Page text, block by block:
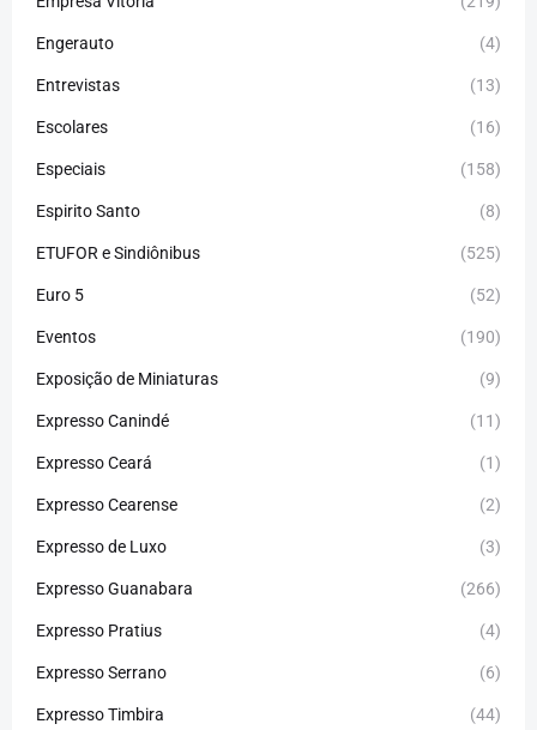
Engerauto (4)
Entrevistas (13)
Escolares (16)
Especiais (158)
Espirito Santo (8)
ETUFOR e Sindiônibus (525)
Euro 5 (52)
Eventos (190)
Exposição de Miniaturas (9)
Expresso Canindé (11)
Expresso Ceará (1)
Expresso Cearense (2)
Expresso de Luxo (3)
Expresso Guanabara (266)
Expresso Pratius (4)
Expresso Serrano (6)
Expresso Timbira (44)